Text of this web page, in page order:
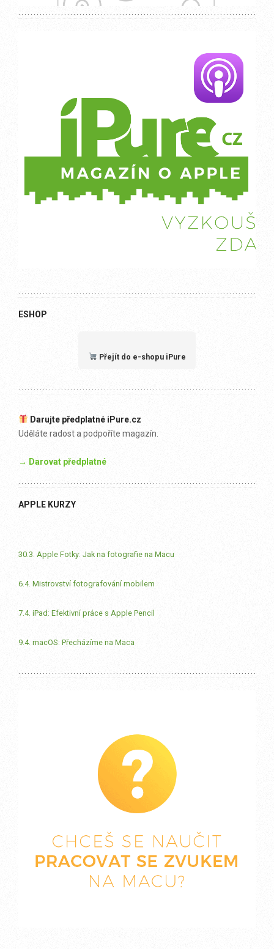
ESHOP
Přejít do e-shopu iPure
Darujte předplatné iPure.cz
Uděláte radost a podpoříte magazín.
→ Darovat předplatné
APPLE KURZY
30.3. Apple Fotky: Jak na fotografie na Macu
6.4. Mistrovství fotografování mobilem
7.4. iPad: Efektivní práce s Apple Pencil
9.4. macOS: Přecházíme na Maca